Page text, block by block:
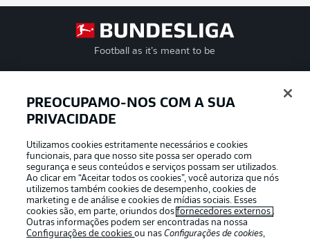
Football as it’s meant to be
APLICATIVO DA BUNDESLIGA
Oferecido por
PREOCUPAMO-NOS COM A SUA
PRIVACIDADE
Utilizamos cookies estritamente necessários e cookies
funcionais, para que nosso site possa ser operado com
segurança e seus conteúdos e serviços possam ser utilizados.
Ao clicar em “Aceitar todos os cookies”, você autoriza que nós
utilizemos também cookies de desempenho, cookies de
marketing e de análise e cookies de mídias sociais. Esses
cookies são, em parte, oriundos dosfornecedores externos .
Outras informações podem ser encontradas na nossa
Configurações de cookiesou nasConfigurações de cookies,